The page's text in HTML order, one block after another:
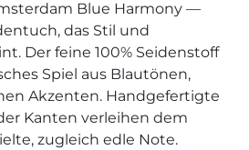
Blue Harmony —
das Stil und
Der feine 100% Seidenstoff
Spiel aus Blautönen,
Akzenten. Handgefertigte
Kanten verleihen dem
zugleich edle Note.